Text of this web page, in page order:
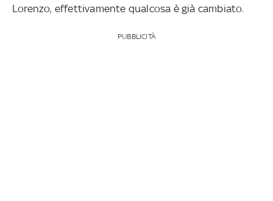
Lorenzo, effettivamente qualcosa è già cambiato.
PUBBLICITÀ